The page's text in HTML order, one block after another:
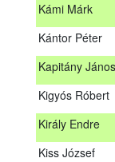
Kámi Márk
Kántor Péter
Kapitány János
Kigyós Róbert
Király Endre
Kiss József
Juhász Milán
Kámi Márk
Kántor Péter